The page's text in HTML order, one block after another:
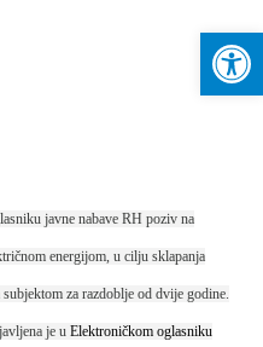
javne nabave RH poziv na
energijom, u cilju sklapanja
za razdoblje od dvije godine.
je u Elektroničkom oglasniku